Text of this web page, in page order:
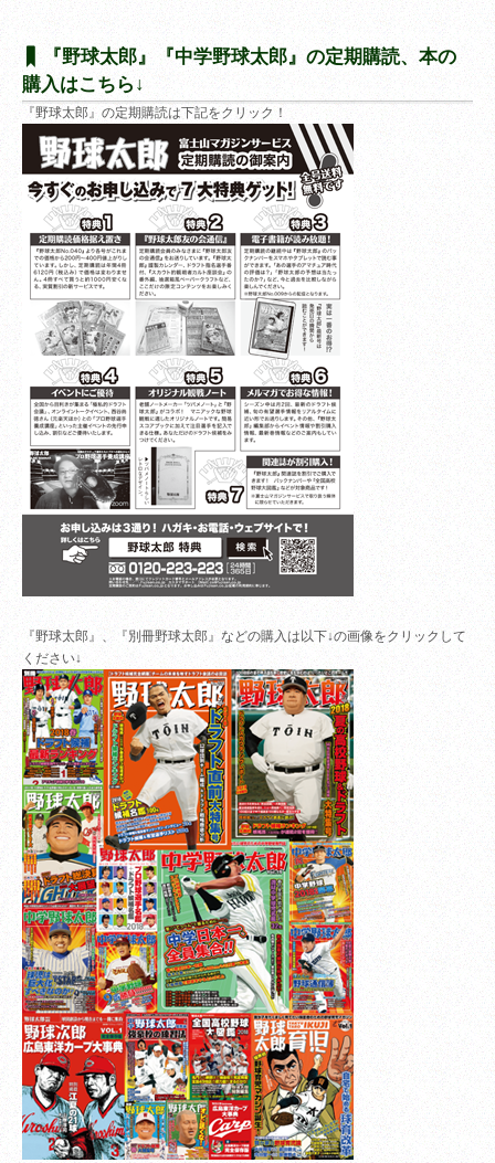
『野球太郎』『中学野球太郎』の定期購読、本の
購入はこちら↓
『野球太郎』の定期購読は下記をクリック！
『野球太郎』、『別冊野球太郎』などの購入は以下↓の画像をクリックして
ください↓